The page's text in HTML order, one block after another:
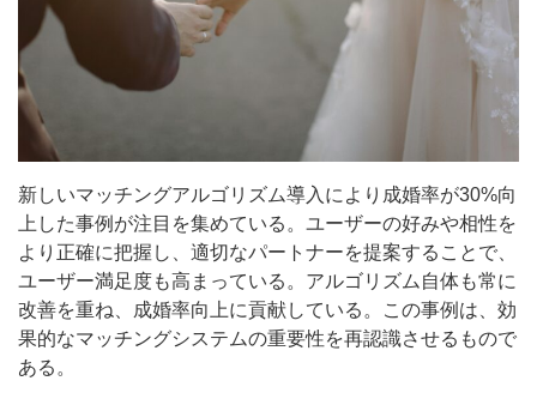
新しいマッチングアルゴリズム導入により成婚率が30%向
上した事例が注目を集めている。ユーザーの好みや相性を
より正確に把握し、適切なパートナーを提案することで、
ユーザー満足度も高まっている。アルゴリズム自体も常に
改善を重ね、成婚率向上に貢献している。この事例は、効
果的なマッチングシステムの重要性を再認識させるもので
ある。